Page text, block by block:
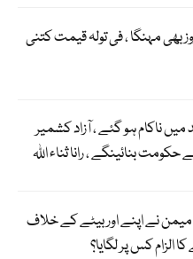
بھی مہنگا ، فی تولہ قیمت کتنی
ناکام ہو گئے ، آزاد کشمیر
بنائینگے ، رانا ثناء اللہ
نے اپنے اور بیٹے کے خلاف
الزام کس پر لگایا؟